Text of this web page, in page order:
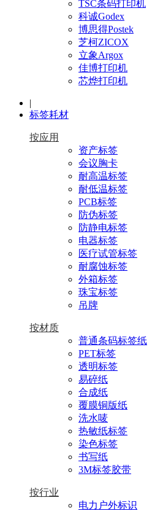
TSC条码打印机
科诚Godex
博思得Postek
芝柯ZICOX
立象Argox
佳博打印机
芯烨打印机
|
标签耗材
按应用
资产标签
会议胸卡
耐高温标签
耐低温标签
PCB标签
防伪标签
防静电标签
电器标签
医疗试管标签
耐腐蚀标签
外箱标签
珠宝标签
吊牌
按材质
普通条码标签纸
PET标签
透明标签
易碎纸
合成纸
覆膜铜版纸
洗水唛
热敏纸标签
染色标签
书写纸
3M标签胶带
按行业
电力户外标识